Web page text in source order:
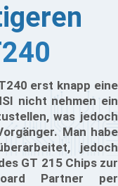
erst knapp eine
nicht nehmen ein
was jedoch
Man habe
jedoch
GT 215 Chips zur
Partner per